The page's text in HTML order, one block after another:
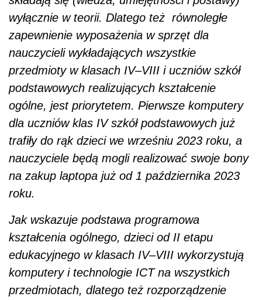
wyłącznie w teorii. Dlatego też równoległe
zapewnienie wyposażenia w sprzęt dla
nauczycieli wykładających wszystkie
przedmioty w klasach IV–VIII i uczniów szkół
podstawowych realizujących kształcenie
ogólne, jest priorytetem. Pierwsze komputery
dla uczniów klas IV szkół podstawowych już
trafiły do rąk dzieci we wrześniu 2023 roku, a
nauczyciele będą mogli realizować swoje bony
na zakup laptopa już od 1 października 2023
roku.
Jak wskazuje podstawa programowa
kształcenia ogólnego, dzieci od II etapu
edukacyjnego w klasach IV–VIII wykorzystują
komputery i technologie ICT na wszystkich
przedmiotach, dlatego też rozporządzenie